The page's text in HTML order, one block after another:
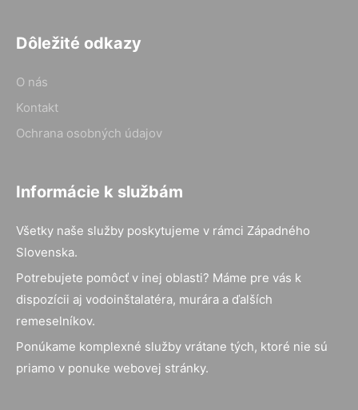
Dôležité odkazy
O nás
Kontakt
Ochrana osobných údajov
Informácie k službám
Všetky naše služby poskytujeme v rámci Západného
Slovenska.
Potrebujete pomôcť v inej oblasti? Máme pre vás k
dispozícii aj vodoinštalatéra, murára a ďalších
remeselníkov.
Ponúkame komplexné služby vrátane tých, ktoré nie sú
priamo v ponuke webovej stránky.